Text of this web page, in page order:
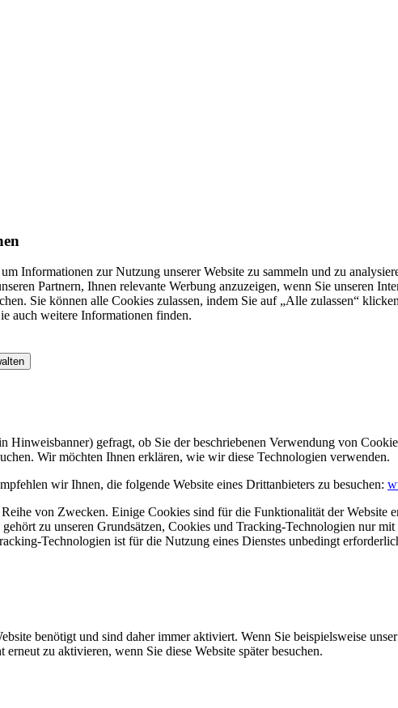
Informationen zur Nutzung unserer Website zu sammeln und zu
Partnern, Ihnen relevante Werbung anzuzeigen, wenn Sie unseren
Sie können alle Cookies zulassen, indem Sie auf „Alle zulassen“
auch weitere Informationen finden.
Hinweisbanner) gefragt, ob Sie der beschriebenen Verwendung von
Wir möchten Ihnen erklären, wie wir diese Technologien verwenden.
wir Ihnen, die folgende Website eines Drittanbieters zu besuchen:
von Zwecken. Einige Cookies sind für die Funktionalität der Website
zu unseren Grundsätzen, Cookies und Tracking-Technologien nur
Technologien ist für die Nutzung eines Dienstes unbedingt
benötigt und sind daher immer aktiviert. Wenn Sie beispielsweise
zu aktivieren, wenn Sie diese Website später besuchen.